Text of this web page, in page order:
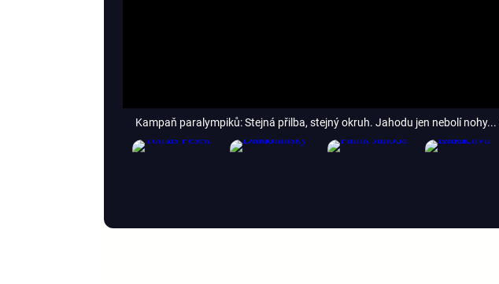
Kampaň paralympiků: Stejná přilba, stejný okruh. Jahodu jen nebolí nohy...